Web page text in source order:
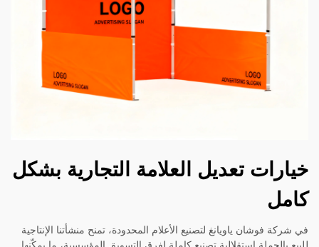
خيارات تعديل العلامة التجارية بشكل
كامل
في شركة فوشان ياويانغ لتصنيع الأعلام المحدودة، تمنح منشأتنا الإنتاجية